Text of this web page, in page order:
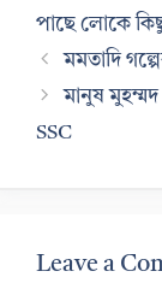
পাছে লোকে
মমতাদি
মানুষ
SSC
Leave a